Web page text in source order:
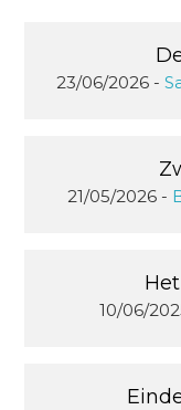
23/06/2026-
21/05/2026 -
10/06/